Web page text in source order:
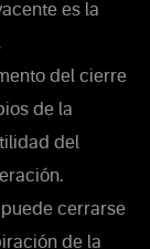
es la
del cierre
de la
del
cerrarse
de la